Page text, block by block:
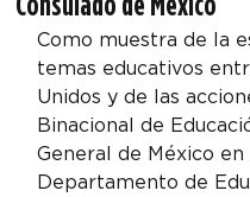
Como muestra de la
temas educativos
Unidos y de las
Binacional de
General de México
Departamento de